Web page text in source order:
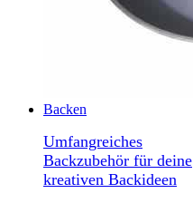
Backen
Umfangreiches
Backzubehör für deine
kreativen Backideen